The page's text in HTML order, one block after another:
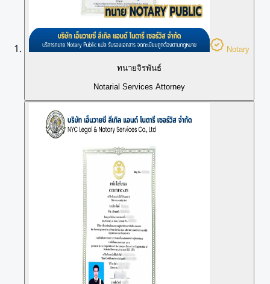
Notary
ทนายจิรพันธ์
Notarial Services Attorney